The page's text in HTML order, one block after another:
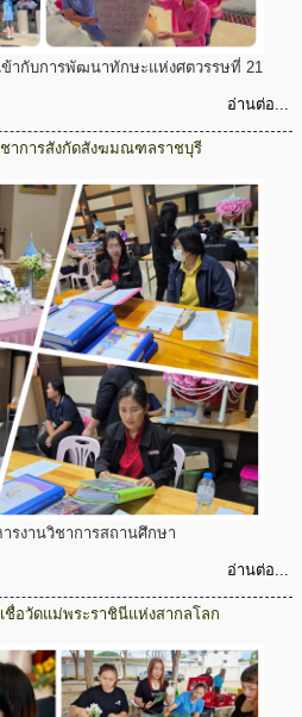
ข้ากับการพัฒนาทักษะแห่งศตวรรษที่ 21
อ่านต่อ...
าการสังกัดสังฆมณฑลราชบุรี
รงานวิชาการสถานศึกษา
อ่านต่อ...
อวัดแม่พระราชินีแห่งสากลโลก